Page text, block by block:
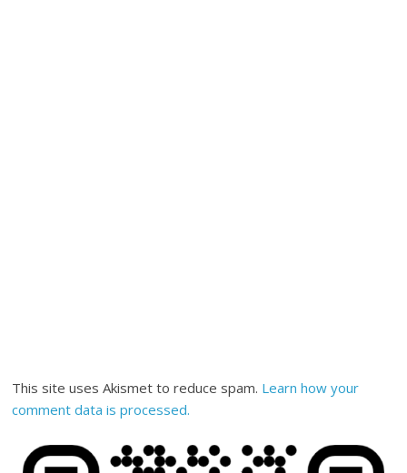
This site uses Akismet to reduce spam. Learn how your
comment data is processed.